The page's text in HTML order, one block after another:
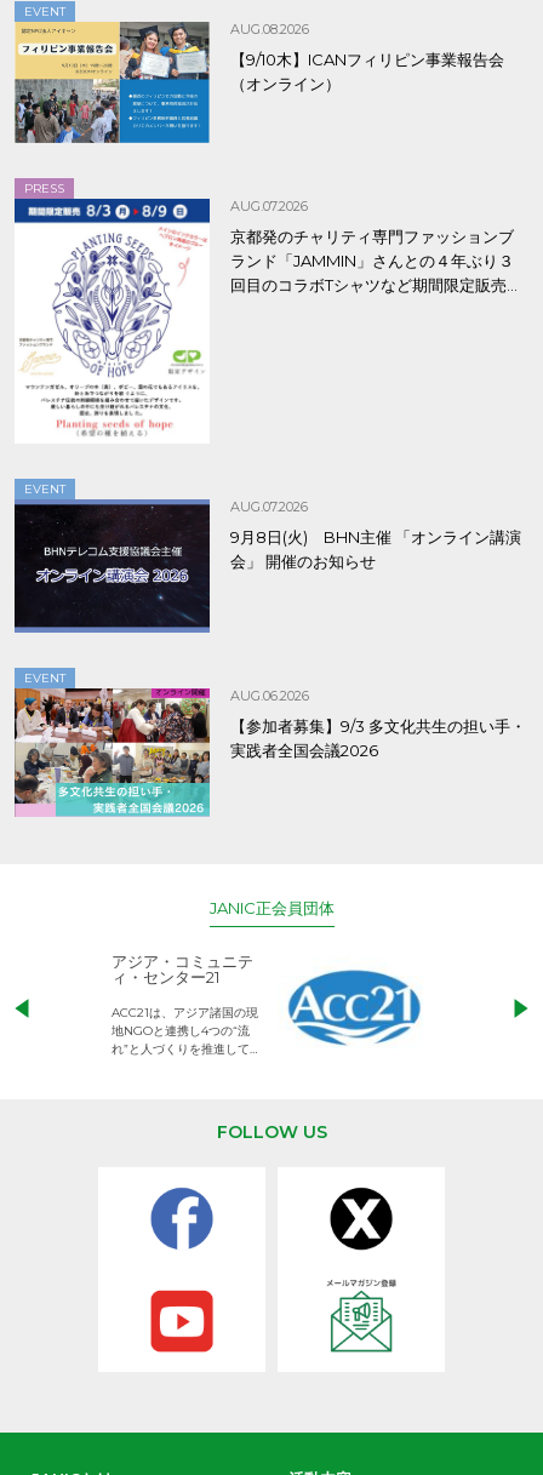
EVENT
AUG.08.2026
【9/10木】ICANフィリピン事業報告会
（オンライン）
PRESS
AUG.07.2026
京都発のチャリティ専門ファッションブ
ランド「JAMMIN」さんとの４年ぶり３
回目のコラボTシャツなど期間限定販売、
EVENT
AUG.07.2026
9月8日(火) BHN主催 「オンライン講演
会」 開催のお知らせ
EVENT
AUG.06.2026
【参加者募集】9/3 多文化共生の担い手・
実践者全国会議2026
JANIC正会員団体
アジア・コミュニテ
ィ・センター21
ACC21は、アジア諸国の現
地NGOと連携し4つの“流
れ”と人づくりを推進してい
児童労働のない
権利が守られた
FOLLOW US